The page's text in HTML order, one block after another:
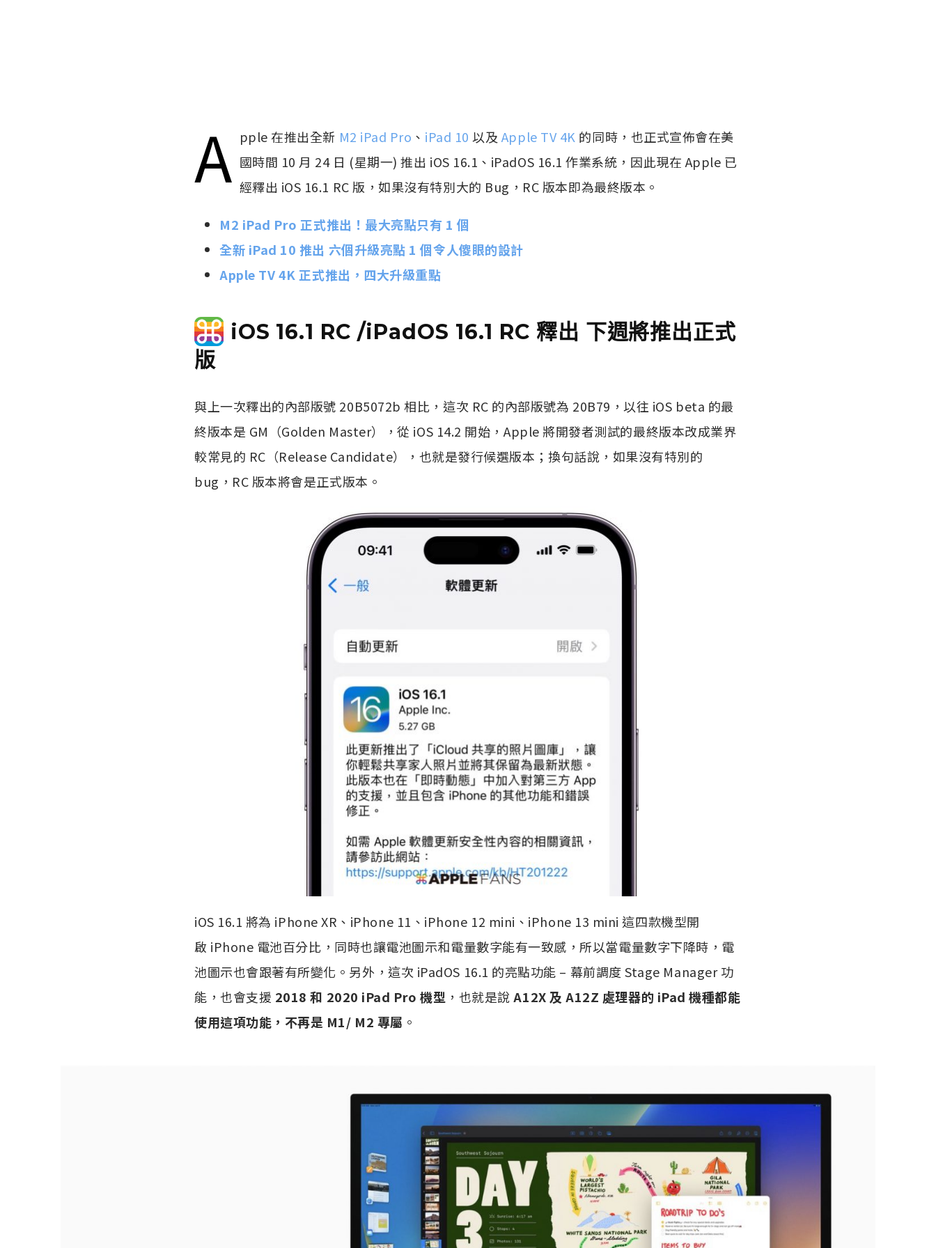
A pple 在推出全新 M2 iPad Pro 、 iPad 10 以及 Apple TV 4K 的同時，也正式宣佈會在美
國時間 10 月 24 日 (星期一) 推出 iOS 16.1、iPadOS 16.1 作業系統，因此現在 Apple 已
經釋出 iOS 16.1 RC 版，如果沒有特別大的 Bug，RC 版本即為最終版本。
M2 iPad Pro 正式推出！最大亮點只有 1 個
全新 iPad 10 推出 六個升級亮點 1 個令人傻眼的設計
Apple TV 4K 正式推出，四大升級重點
iOS 16.1 RC /iPadOS 16.1 RC 釋出 下週將推出正式
版
與上一次釋出的內部版號 20B5072b 相比，這次 RC 的內部版號為 20B79，以往 iOS beta 的最
終版本是 GM（Golden Master），從 iOS 14.2 開始，Apple 將開發者測試的最終版本改成業界
較常見的 RC（Release Candidate），也就是發行候選版本；換句話說，如果沒有特別的
bug，RC 版本將會是正式版本。
iOS 16.1 將為 iPhone XR、iPhone 11、iPhone 12 mini、iPhone 13 mini 這四款機型開
啟 iPhone 電池百分比，同時也讓電池圖示和電量數字能有一致感，所以當電量數字下降時，電
池圖示也會跟著有所變化。另外，這次 iPadOS 16.1 的亮點功能 – 幕前調度 Stage Manager 功
能，也會支援 2018 和 2020 iPad Pro 機型 ，也就是說A12X 及 A12Z 處理器的 iPad 機種都能
使用這項功能，不再是 M1/ M2 專屬 。